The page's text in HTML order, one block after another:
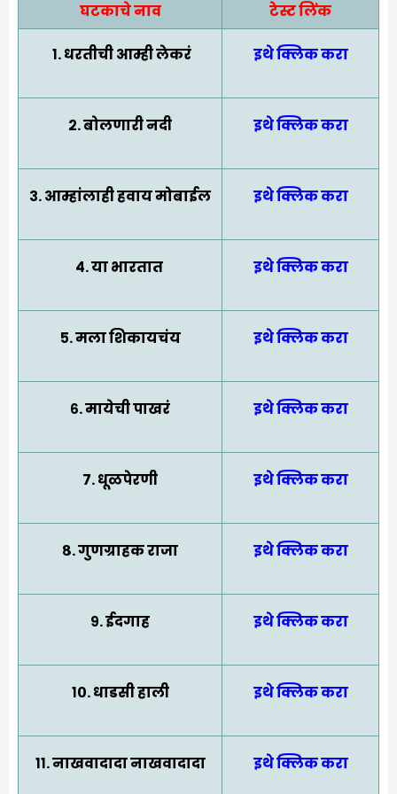
घटकाचे नाव टेस्ट लिंक
१. धरतीची आम्ही लेकरं इथे क्लिक करा
२. बोलणारी नदी इथे क्लिक करा
३. आम्हांलाही हवाय मोबाईल इथे क्लिक करा
४. या भारतात इथे क्लिक करा
५. मला शिकायचंय इथे क्लिक करा
६. मायेची पाखरं इथे क्लिक करा
७. धूळपेरणी इथे क्लिक करा
८. गुणग्राहक राजा इथे क्लिक करा
९. ईदगाह इथे क्लिक करा
१०. धाडसी हाली इथे क्लिक करा
११. नाखवादादा नाखवादादा इथे क्लिक करा